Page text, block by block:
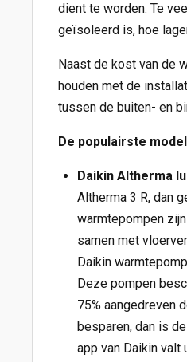
dient te worden. Te
geïsoleerd is, hoe
Naast de kost van de
houden met de
tussen de buiten- en
De populairste
Daikin Altherma
Altherma 3 R, dan
warmtepompen
samen met
Daikin
Deze pompen
75% aangedreven
besparen, dan is
app van Daikin